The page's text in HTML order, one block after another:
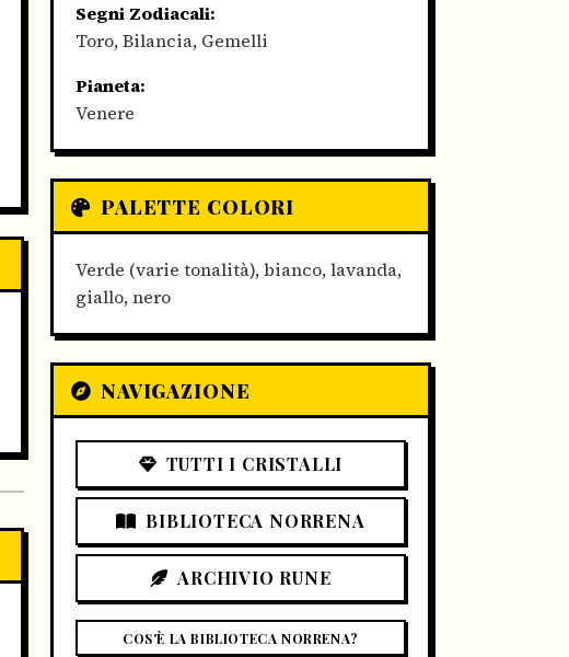
Segni Zodiacali:
Toro, Bilancia, Gemelli
Pianeta:
Venere
PALETTE COLORI
Verde (varie tonalità), bianco, lavanda,
giallo, nero
NAVIGAZIONE
TUTTI I CRISTALLI
BIBLIOTECA NORRENA
ARCHIVIO RUNE
COS'È LA BIBLIOTECA NORRENA?